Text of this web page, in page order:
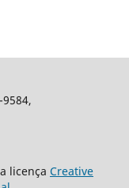
9584,
licença Creative